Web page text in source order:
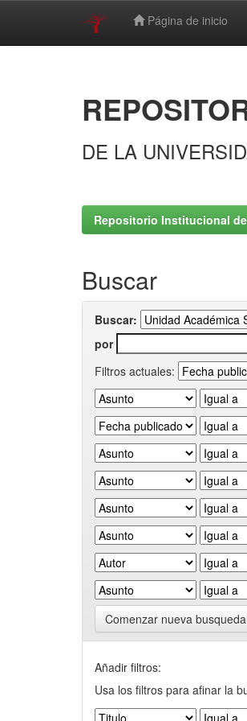
Página de inicio
DE LA
Repositorio Institucional
Buscar
Buscar:
por
Filtros actuales:
Comenzar nueva busqueda
Añadir filtros:
Usa los filtros para afinar la